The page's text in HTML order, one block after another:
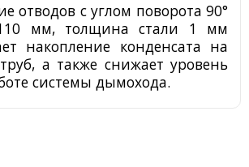
отводов с углом поворота 90°
мм, толщина стали 1 мм
накопление конденсата на
а также снижает уровень
системы дымохода.